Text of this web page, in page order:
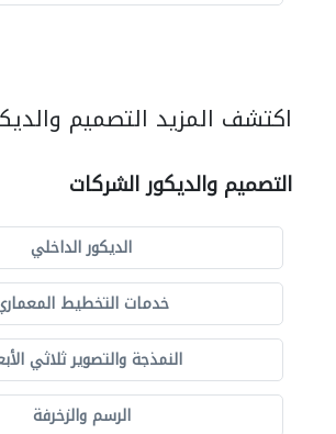
اكتشف المزيد التصميم
التصميم والديكور الشركات
الديكور الداخلي
خدمات التخطيط
النمذجة والتصوير ثلاثي
الرسم والزخرفة